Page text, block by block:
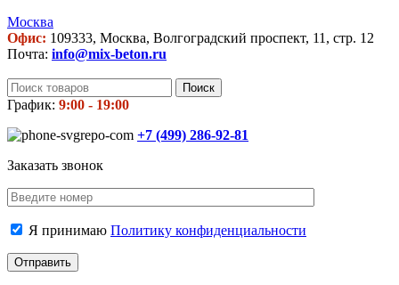
Москва
Офис: 109333, Москва, Волгоградский проспект, 11, стр. 12
Почта: info@mix-beton.ru
Поиск
График: 9:00 - 19:00
+7 (499) 286-92-81
Заказать звонок
Я принимаю Политику конфиденциальности